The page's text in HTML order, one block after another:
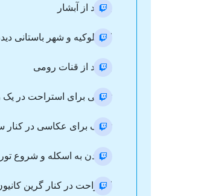
بازدید از آبشار
از سلوکیه و شهر باستانی
بازدید از قنات رومی
توقفی برای استراحت در
توقف برای عکاسی در کنار سد
رسیدن به اسکله و شروع
استراحت در کنار گرین